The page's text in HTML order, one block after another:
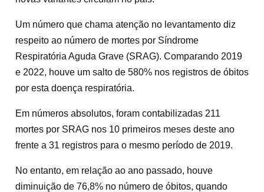
Um número que chama atenção no levantamento diz
respeito ao número de mortes por Síndrome
Respiratória Aguda Grave (SRAG). Comparando 2019
e 2022, houve um salto de 580% nos registros de óbitos
por esta doença respiratória.
Em números absolutos, foram contabilizadas 211
mortes por SRAG nos 10 primeiros meses deste ano
frente a 31 registros para o mesmo período de 2019.
No entanto, em relação ao ano passado, houve
diminuição de 76,8% no número de óbitos, quando